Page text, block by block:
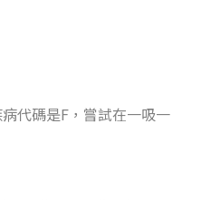
代碼是F，嘗試在一吸一